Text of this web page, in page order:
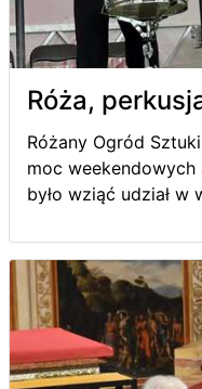
Róża,
Różany Ogród
moc weekendowych
było wziąć udział